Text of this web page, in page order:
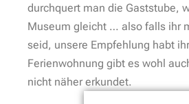
durchquert man die Gaststube,
Museum gleicht … also falls ihr
seid, unsere Empfehlung habt
Ferienwohnung gibt es wohl
nicht näher erkundet.